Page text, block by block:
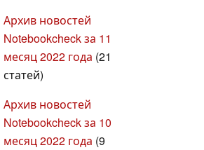
Архив новостей
Notebookcheck за 11
месяц 2022 года (21
статей)
Архив новостей
Notebookcheck за 10
месяц 2022 года (9